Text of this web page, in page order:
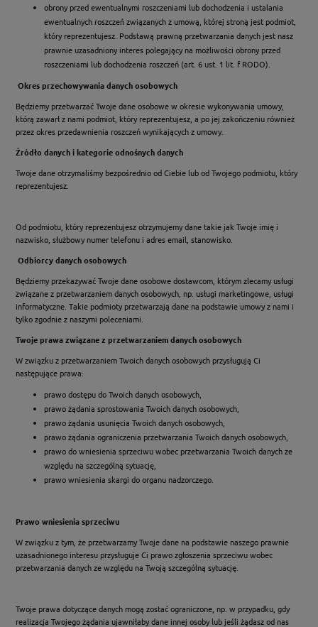
obrony przed ewentualnymi roszczeniami lub dochodzenia i ustalania
ewentualnych roszczeń związanych z umową, której stroną jest podmiot,
który reprezentujesz. Podstawą prawną przetwarzania danych jest nasz
prawnie uzasadniony interes polegający na możliwości obrony przed
roszczeniami lub dochodzenia roszczeń (art. 6 ust. 1 lit. f RODO).
Okres przechowywania danych osobowych
Będziemy przetwarzać Twoje dane osobowe w okresie wykonywania umowy,
którą zawarł z nami podmiot, który reprezentujesz, a po jej zakończeniu również
przez okres przedawnienia roszczeń wynikających z umowy.
Źródło danych i kategorie odnośnych danych
Twoje dane otrzymaliśmy bezpośrednio od Ciebie lub od Twojego podmiotu, który
reprezentujesz.
Od podmiotu, który reprezentujesz otrzymujemy dane takie jak Twoje imię i
nazwisko, służbowy numer telefonu i adres email, stanowisko.
Odbiorcy danych osobowych
Będziemy przekazywać Twoje dane osobowe dostawcom, którym zlecamy usługi
związane z przetwarzaniem danych osobowych, np. usługi marketingowe, usługi
informatyczne. Takie podmioty przetwarzają dane na podstawie umowy z nami i
tylko zgodnie z naszymi poleceniami.
Twoje prawa związane z przetwarzaniem danych osobowych
W związku z przetwarzaniem Twoich danych osobowych przysługują Ci
następujące prawa:
prawo dostępu do Twoich danych osobowych,
prawo żądania sprostowania Twoich danych osobowych,
prawo żądania usunięcia Twoich danych osobowych,
prawo żądania ograniczenia przetwarzania Twoich danych osobowych,
prawo do wniesienia sprzeciwu wobec przetwarzania Twoich danych ze
względu na szczególną sytuację,
prawo wniesienia skargi do organu nadzorczego.
Prawo wniesienia sprzeciwu
W związku z tym, że przetwarzamy Twoje dane na podstawie naszego prawnie
uzasadnionego interesu przysługuje Ci prawo zgłoszenia sprzeciwu wobec
przetwarzania danych ze względu na Twoją szczególną sytuację.
Twoje prawa dotyczące danych mogą zostać ograniczone, np. w przypadku, gdy
realizacja Twojego żądania ujawniłaby dane innej osoby lub jeśli żądasz od nas